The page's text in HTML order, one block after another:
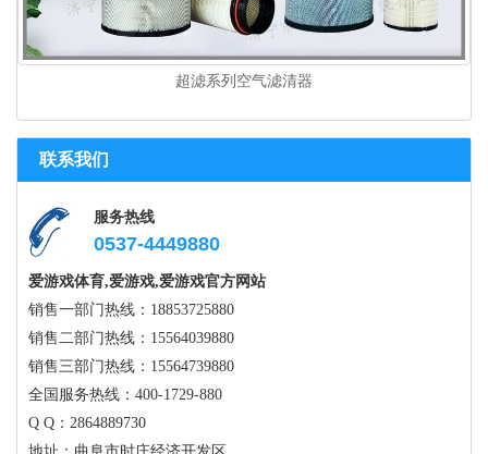
超滤系列空气滤清器
联系我们
服务热线
0537-4449880
爱游戏体育,爱游戏,爱游戏官方网站
销售一部门热线：18853725880
销售二部门热线：15564039880
销售三部门热线：15564739880
全国服务热线：400-1729-880
Q Q：2864889730